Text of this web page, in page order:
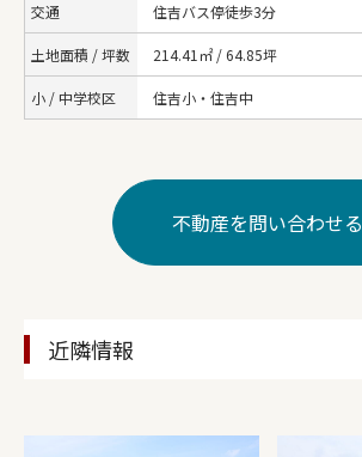
交通 住吉バス停徒歩3分
土地面積 / 坪数 214.41㎡ / 64.85坪
小 / 中学校区 住吉小・住吉中
不動産を問い合わせる
近隣情報